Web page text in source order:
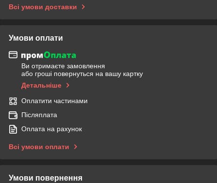
Всі умови доставки
Умови оплати
Ви отримаєте замовлення
або гроші повернуться на вашу картку
Детальніше
Оплатити частинами
Післяплата
Оплата на рахунок
Всі умови оплати
Умови повернення